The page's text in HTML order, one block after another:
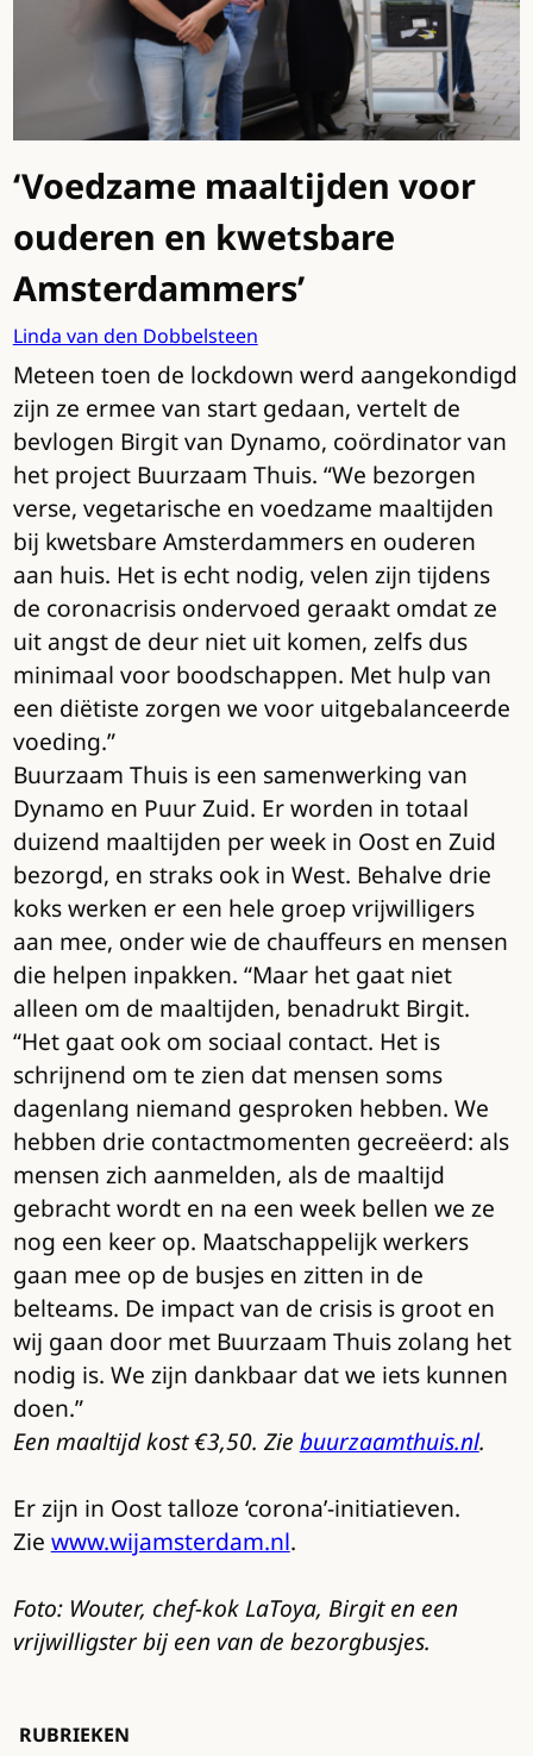
‘Voedzame maaltijden voor
ouderen en kwetsbare
Amsterdammers’
Linda van den Dobbelsteen
Meteen toen de lockdown werd aangekondigd
zijn ze ermee van start gedaan, vertelt de
bevlogen Birgit van Dynamo, coördinator van
het project Buurzaam Thuis. “We bezorgen
verse, vegetarische en voedzame maaltijden
bij kwetsbare Amsterdammers en ouderen
aan huis. Het is echt nodig, velen zijn tijdens
de coronacrisis ondervoed geraakt omdat ze
uit angst de deur niet uit komen, zelfs dus
minimaal voor boodschappen. Met hulp van
een diëtiste zorgen we voor uitgebalanceerde
voeding.”
Buurzaam Thuis is een samenwerking van
Dynamo en Puur Zuid. Er worden in totaal
duizend maaltijden per week in Oost en Zuid
bezorgd, en straks ook in West. Behalve drie
koks werken er een hele groep vrijwilligers
aan mee, onder wie de chauffeurs en mensen
die helpen inpakken. “Maar het gaat niet
alleen om de maaltijden, benadrukt Birgit.
“Het gaat ook om sociaal contact. Het is
schrijnend om te zien dat mensen soms
dagenlang niemand gesproken hebben. We
hebben drie contactmomenten gecreëerd: als
mensen zich aanmelden, als de maaltijd
gebracht wordt en na een week bellen we ze
nog een keer op. Maatschappelijk werkers
gaan mee op de busjes en zitten in de
belteams. De impact van de crisis is groot en
wij gaan door met Buurzaam Thuis zolang het
nodig is. We zijn dankbaar dat we iets kunnen
doen.”
Een maaltijd kost €3,50. Zie buurzaamthuis.nl.
Er zijn in Oost talloze ‘corona’-initiatieven.
Zie www.wijamsterdam.nl.
Foto: Wouter, chef-kok LaToya, Birgit en een
vrijwilligster bij een van de bezorgbusjes.
RUBRIEKEN